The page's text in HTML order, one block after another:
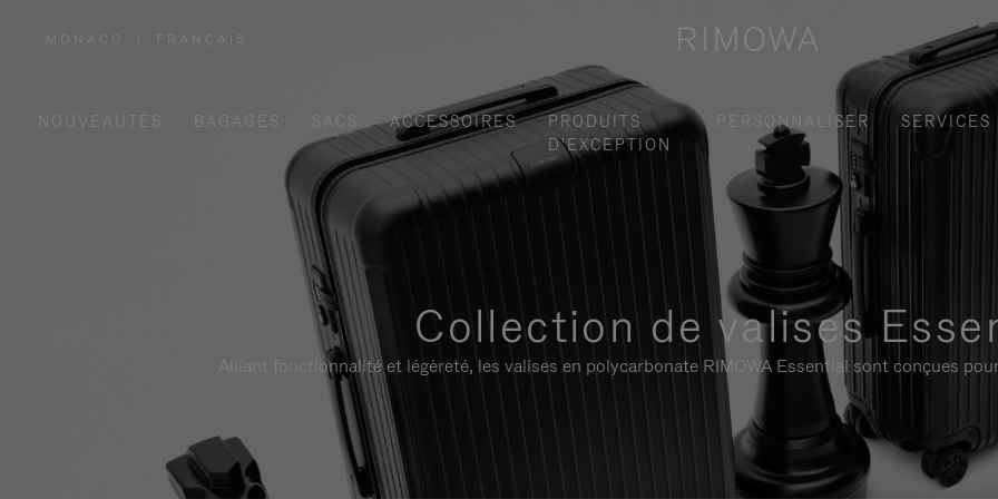
MONACO FRANÇAIS
NOUVEAUTÉS BAGAGES SACS ACCESSOIRES
PRODUITS
D'EXCEPTION
PERSONNALISER SERVICES
Collection de valises
Alliant fonctionnalité et légèreté, les valises en polycarbonate RIMOWA Essential sont conçues